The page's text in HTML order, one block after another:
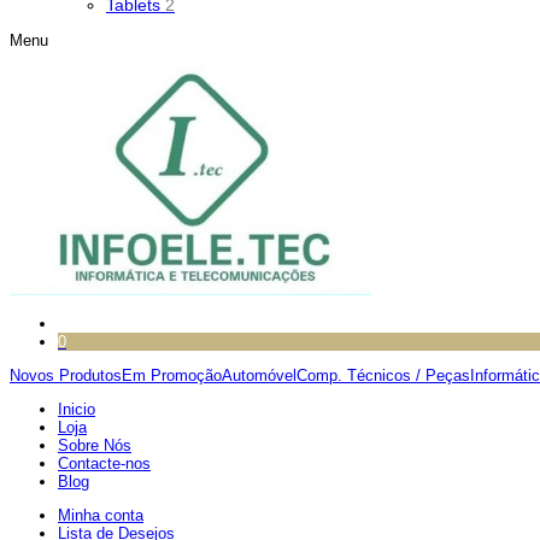
Tablets 2
Menu
0
Novos Produtos Em PromoçãoAutomóvel Comp. Técnicos / Peças
Inicio
Loja
Sobre Nós
Contacte-nos
Blog
Minha conta
Lista de Desejos